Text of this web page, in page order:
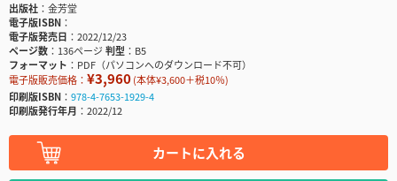
出版社
金芳堂
電子版ISBN
電子版発売日
2022/12/23
ページ数
136ページ判型
B5
フォーマット
PDF（パソコンへのダウンロード不可）
電子版販売価格： ¥3,960(本体¥3,600＋税10％)
印刷版ISBN
978-4-7653-1929-4
印刷版発行年月
2022/12
カートに入れる